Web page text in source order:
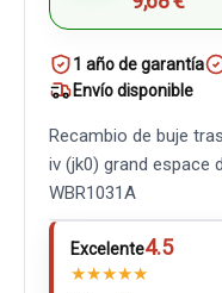
1 año de garantía
Envío disponible
Recambio de buje
iv (jk0) grand espace
WBR1031A
Excelente4.5
★★★★★